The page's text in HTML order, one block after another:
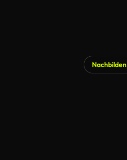
Nachbilden